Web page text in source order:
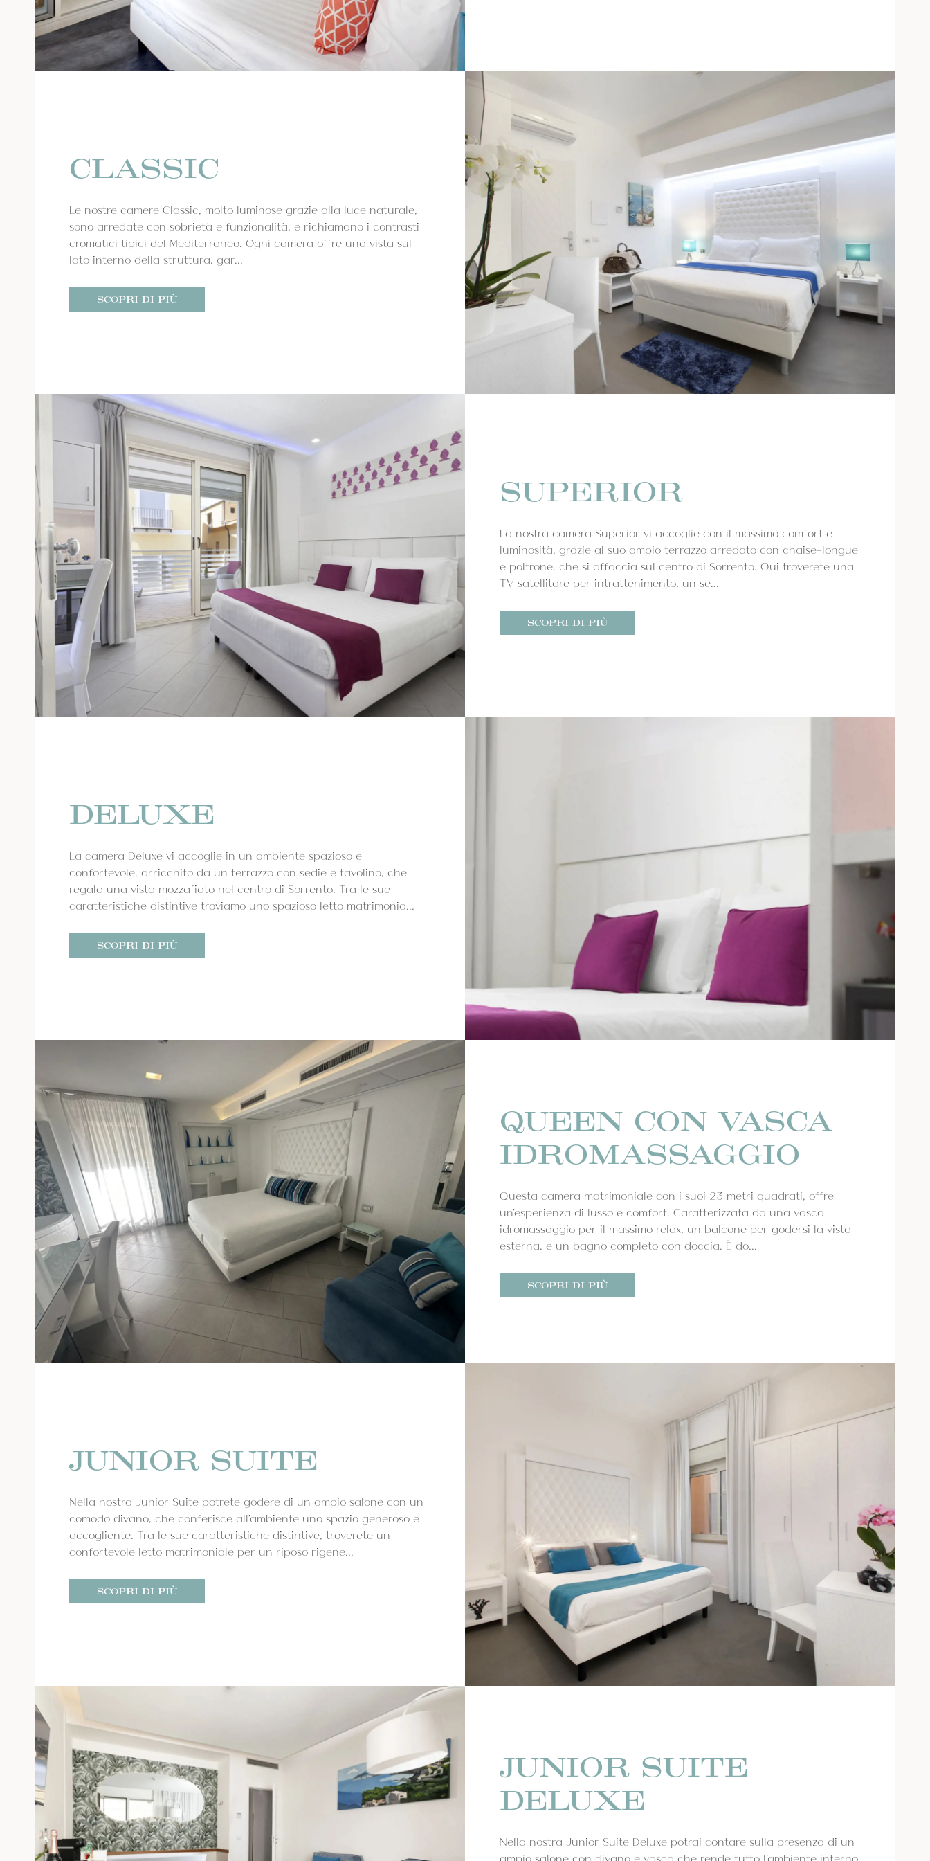
CLASSIC
Le nostre camere Classic, molto luminose grazie alla luce naturale,
sono arredate con sobrietà e funzionalità, e richiamano i contrasti
cromatici tipici del Mediterraneo. Ogni camera offre una vista sul
lato interno della struttura, gar...
SCOPRI DI PIÙ
SUPERIOR
La nostra camera Superior vi accoglie con il massimo comfort e
luminosità, grazie al suo ampio terrazzo arredato con chaise-longue
e poltrone, che si affaccia sul centro di Sorrento. Qui troverete una
TV satellitare per intrattenimento, un se...
SCOPRI DI PIÙ
DELUXE
La camera Deluxe vi accoglie in un ambiente spazioso e
confortevole, arricchito da un terrazzo con sedie e tavolino, che
regala una vista mozzafiato nel centro di Sorrento. Tra le sue
caratteristiche distintive troviamo uno spazioso letto matrimonia...
SCOPRI DI PIÙ
QUEEN CON VASCA
IDROMASSAGGIO
Questa camera matrimoniale con i suoi 23 metri quadrati, offre
un'esperienza di lusso e comfort. Caratterizzata da una vasca
idromassaggio per il massimo relax, un balcone per godersi la vista
esterna, e un bagno completo con doccia. È do...
SCOPRI DI PIÙ
JUNIOR SUITE
Nella nostra Junior Suite potrete godere di un ampio salone con un
comodo divano, che conferisce all'ambiente uno spazio generoso e
accogliente. Tra le sue caratteristiche distintive, troverete un
confortevole letto matrimoniale per un riposo rigene...
SCOPRI DI PIÙ
JUNIOR SUITE
DELUXE
Nella nostra Junior Suite Deluxe potrai contare sulla presenza di un